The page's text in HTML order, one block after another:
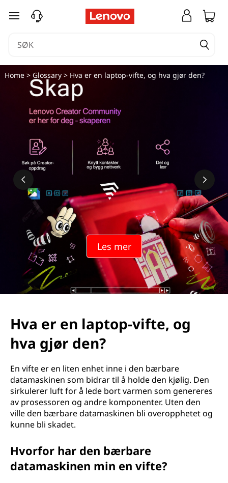
gå til hovedinnhold
Les mer
Home> Glossary> Hva er en laptop-vifte, og hva gjør den?
Hva er en laptop-vifte, og
hva gjør den?
En vifte er en liten enhet inne i den bærbare
datamaskinen som bidrar til å holde den kjølig. Den
sirkulerer luft for å lede bort varmen som genereres
av prosessoren og andre komponenter. Uten den
ville den bærbare datamaskinen bli overopphetet og
kunne bli skadet.
Hvorfor har den bærbare
datamaskinen min en vifte?